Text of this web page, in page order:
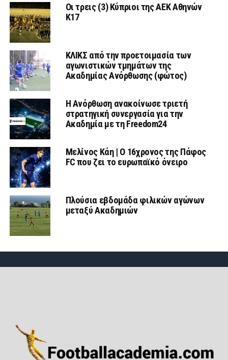
Οι τρεις (3) Κύπριοι της ΑΕΚ Αθηνών
Κ17
ΚΛΙΚΣ από την προετοιμασία των
αγωνιστικών τμημάτων της
Ακαδημίας Ανόρθωσης (φώτος)
Η Ανόρθωση ανακοίνωσε τριετή
στρατηγική συνεργασία για την
Ακαδημία με τη Freedom24
Μελίνος Κάη | Ο 16χρονος της Πάφος
FC που ζει το ευρωπαϊκό όνειρο
Πλούσια εβδομάδα φιλικών αγώνων
μεταξύ Ακαδημιών